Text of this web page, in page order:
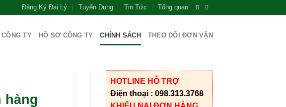
Đăng Ký Đại Lý Tuyển Dụng Tin Tức Tổng quan
TY HỒ SƠ CÔNG TY CHÍNH SÁCH THEO DÕI ĐƠN VẬN
hàng
HOTLINE HỖ TRỢ
Điện thoại : 098.313.3768